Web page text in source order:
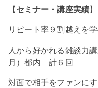
【セミナー・講座実績】
リピート率９割越えを
人から好かれる雑談力
月）都内 計６回
対面で相手をファンに